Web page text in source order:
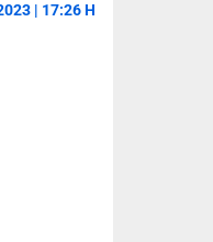
| 17:26 H